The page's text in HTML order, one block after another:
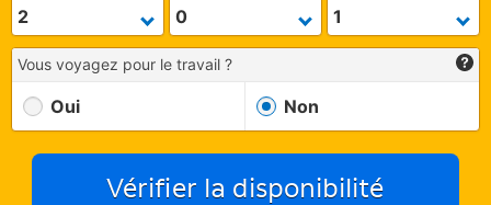
Vous voyagez pour le travail ?
Oui Non
Vérifier la disponibilité